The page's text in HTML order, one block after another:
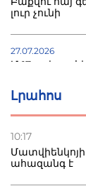
Լրահոս
10:17
ահազանգ է
լուր չունի
27.07.2026
Մ-17 աշխարհի
22.07.2026
տուժածներ